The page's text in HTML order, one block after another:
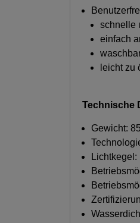
schnelle
einfach
leicht zu
Technische
Gewicht:
Lichtkegel: